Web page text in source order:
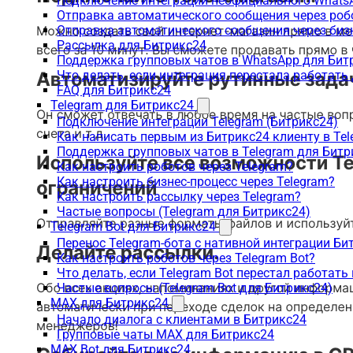
Отправка автоматического сообщения через
Отправка автоматического сообщения через
Рассылка для Битрикс24
Поддержка групповых чатов в WhatsApp для
Что делать, если интеграция перестала
FAQ для Битрикс24
Telegram для Битрикс24
Подключение интеграции Telegram (Битрикс24)
Как написать первым из Битрикс24 клиенту в
Поддержка групповых чатов в Telegram для
Как настроить роботов через Telegram?
Как настроить бизнес-процесс через Telegram?
Как настроить рассылку через Telegram?
Частые вопросы (Telegram для Битрикс24)
Telegram Bot для Битрикс24
Перенос Telegram-бота с нативной интеграции
Как настроить роботов через Telegram Bot?
Что делать, если Telegram Bot перестал
Частые вопросы (Telegram Bot для Битрикс24)
MAX для Битрикс24
Начало диалога с клиентами в Битрикс24
Групповые чаты MAX для Битрикс24
MAX Bot для Битрикс24